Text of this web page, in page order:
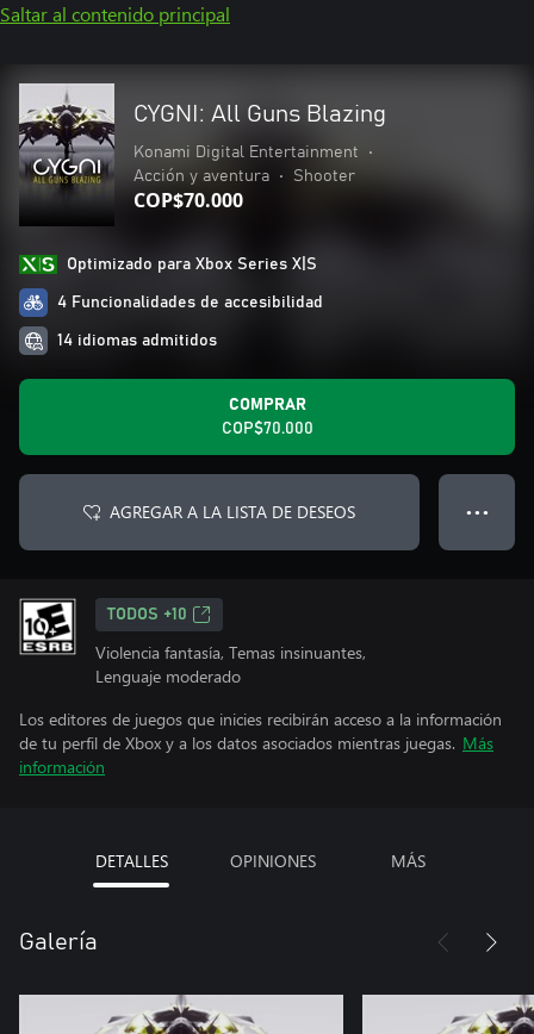
Saltar al contenido principal
CYGNI: All Guns Blazing
Konami Digital Entertainment
•
Acción y aventura
• Shooter
COP$70.000
Optimizado para Xbox Series X|S
4 Funcionalidades de accesibilidad
14 idiomas admitidos
COMPRAR
COP$70.000
AGREGAR A LA LISTA DE DESEOS ● ● ●
TODOS +10
Violencia fantasía, Temas insinuantes,
Lenguaje moderado
Los editores de juegos que inicies recibirán acceso a la información
de tu perfil de Xbox y a los datos asociados mientras juegas. Más
información
DETALLES OPINIONES MÁS
Galería